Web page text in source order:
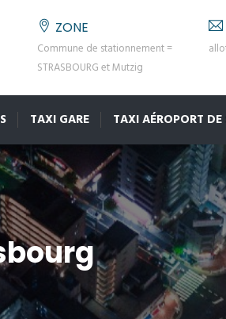
ZONE
Commune de stationnement =
STRASBOURG et Mutzig
TAXI GARE TAXI AÉROPORT DE